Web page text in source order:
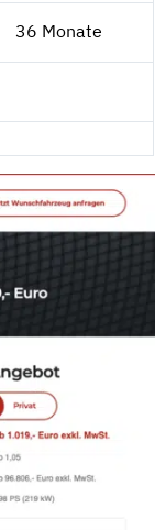
36 Monate